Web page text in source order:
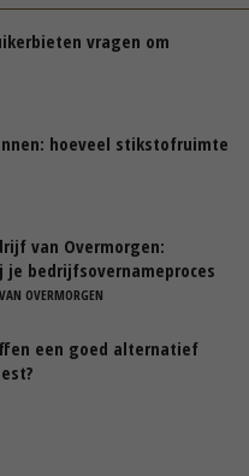
vragen om
hoeveel stikstofruimte
van Overmorgen:
bedrijfsovernameproces
OVERMORGEN
een goed alternatief